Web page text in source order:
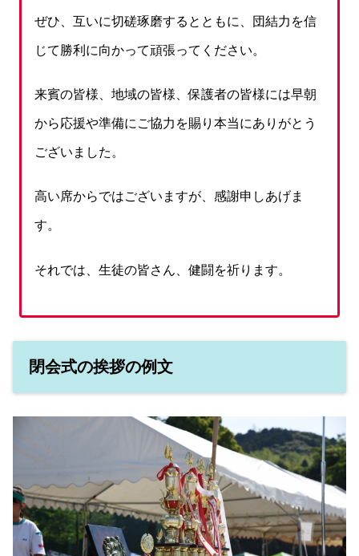
ぜひ、互いに切磋琢磨するとともに、団結力を信
じて勝利に向かって頑張ってください。
来賓の皆様、地域の皆様、保護者の皆様には早朝
から応援や準備にご協力を賜り本当にありがとう
ございました。
高い席からではございますが、感謝申しあげま
す。
それでは、生徒の皆さん、健闘を祈ります。
閉会式の挨拶の例文